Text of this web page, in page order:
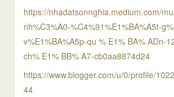
https://nhadatsonnghia.medium.com/
nh%C3%A0-%C4%91%E1%BA%A5t-
v%E1%BA%A5p-qu % E1% BA% ADn-
ch% E1% BB% A7-cb0aa8874d24
https://www.blogger.com/u/0/profile/
44